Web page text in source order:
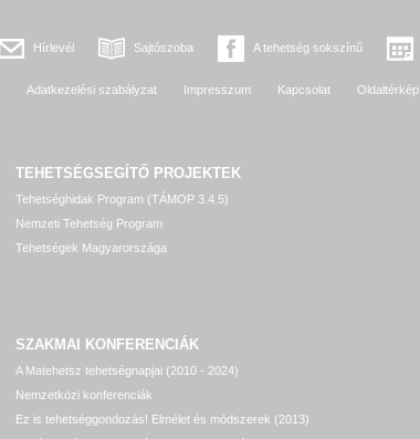
Hírlevél Sajtószoba A tehetség sokszínű
Adatkezelési szabályzat Impresszum Kapcsolat Oldaltérkép
TEHETSÉGSEGÍTŐ PROJEKTEK
Tehetséghidak Program (TÁMOP 3.4.5)
Nemzeti Tehetség Program
Tehetségek Magyarországa
SZAKMAI KONFERENCIÁK
A Matehetsz tehetségnapjai (2010 - 2024)
Nemzetközi konferenciák
Ez is tehetséggondozás! Elmélet és módszerek (2013)